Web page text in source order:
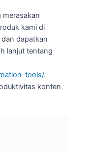
kami di
dan dapatkan
lanjut tentang
tools/.
konten